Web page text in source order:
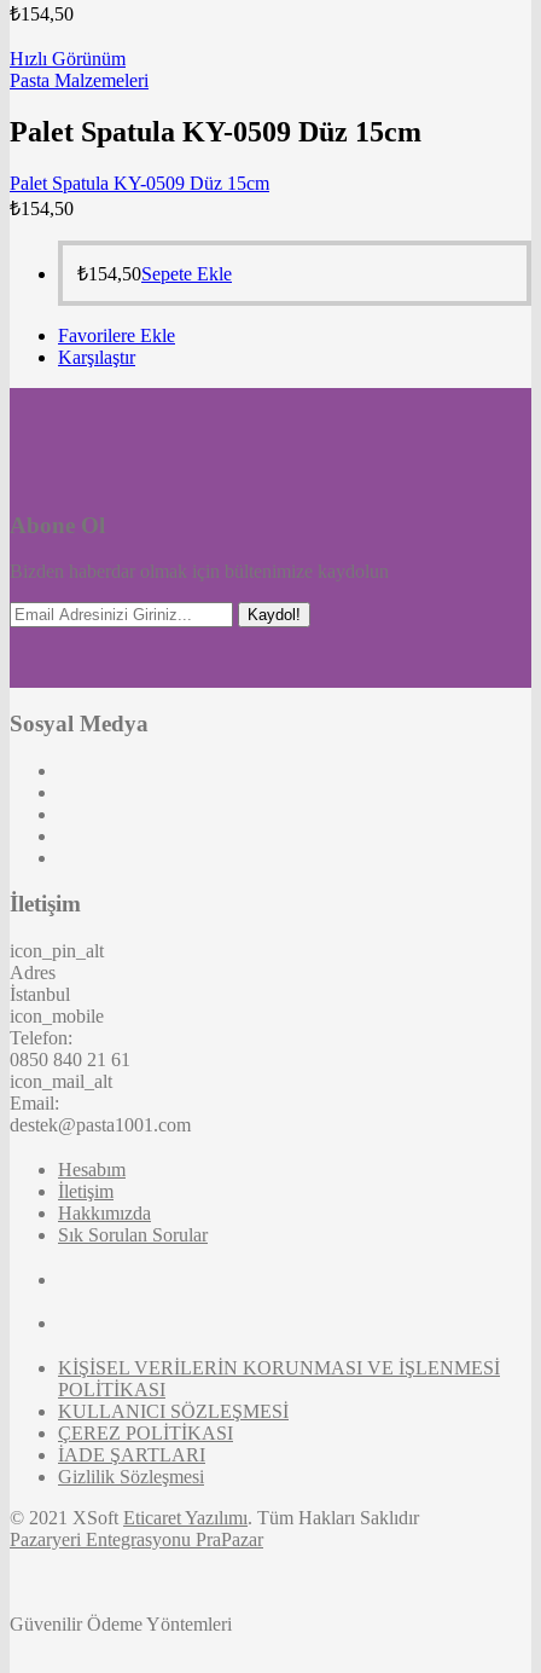
₺154,50
Hızlı Görünüm
Pasta Malzemeleri
Palet Spatula KY-0509 Düz 15cm
Palet Spatula KY-0509 Düz 15cm
₺154,50
₺154,50Sepete Ekle
Favorilere Ekle
Karşılaştır
Abone Ol
Bizden haberdar olmak için bültenimize kaydolun
Kaydol!
Sosyal Medya
İletişim
icon_pin_alt
Adres
İstanbul
icon_mobile
Telefon:
0850 840 21 61
icon_mail_alt
Email:
destek@pasta1001.com
Hesabım
İletişim
Hakkımızda
Sık Sorulan Sorular
KİŞİSEL VERİLERİN KORUNMASI VE İŞLENMESİ
POLİTİKASI
KULLANICI SÖZLEŞMESİ
ÇEREZ POLİTİKASI
İADE ŞARTLARI
Gizlilik Sözleşmesi
© 2021 XSoft Eticaret Yazılımı. Tüm Hakları Saklıdır
Pazaryeri Entegrasyonu PraPazar
Güvenilir Ödeme Yöntemleri